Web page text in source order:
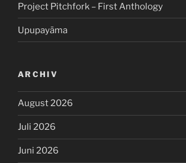
Project Pitchfork – First Anthology
Upupayāma
ARCHIV
August 2026
Juli 2026
Juni 2026